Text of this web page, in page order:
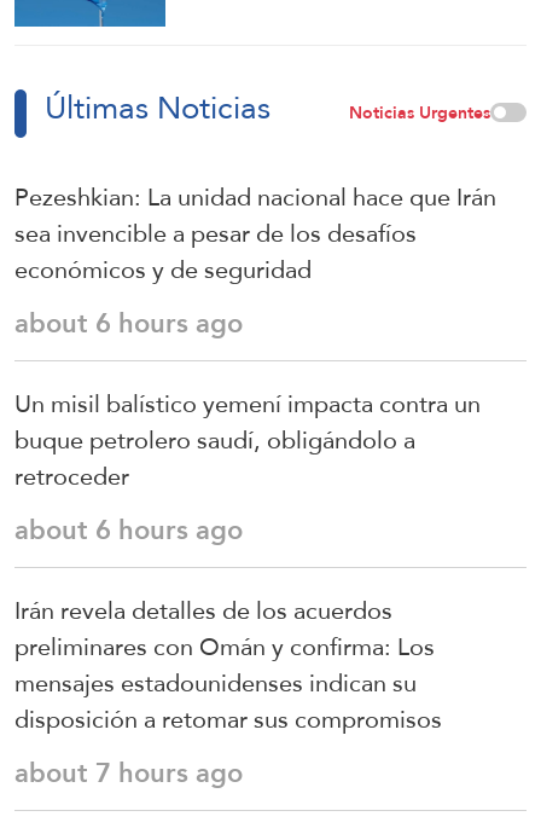
Últimas Noticias Noticias Urgentes
Pezeshkian: La unidad nacional hace que Irán
sea invencible a pesar de los desafíos
económicos y de seguridad
about 6 hours ago
Un misil balístico yemení impacta contra un
buque petrolero saudí, obligándolo a
retroceder
about 6 hours ago
Irán revela detalles de los acuerdos
preliminares con Omán y confirma: Los
mensajes estadounidenses indican su
disposición a retomar sus compromisos
about 7 hours ago